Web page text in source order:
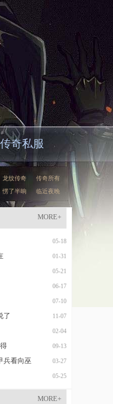
奇私服
龙纹传奇
传奇所有
愣了半晌 临近夜晚
MORE+
05-18
01-31
05-21
06-17
07-10
11-07
了
02-04
09-13
03-27
兵看向巫
05-25
MORE+